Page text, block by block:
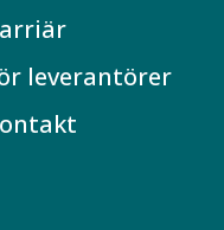
leverantörer